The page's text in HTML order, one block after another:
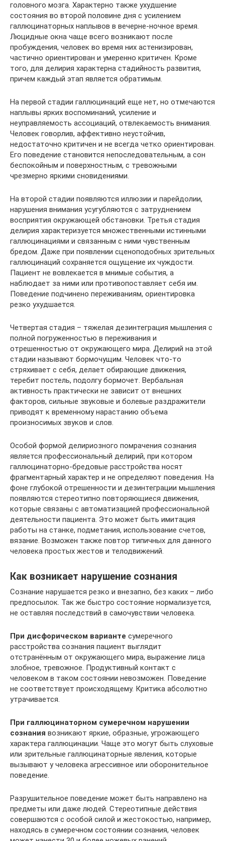
головного мозга. Характерно также ухудшение
состояния во второй половине дня с усилением
галлюцинаторных наплывов в вечерне-ночное время.
Люцидные окна чаще всего возникают после
пробуждения, человек во время них астенизирован,
частично ориентирован и умеренно критичен. Кроме
того, для делирия характерна стадийность развития,
причем каждый этап является обратимым.
На первой стадии галлюцинаций еще нет, но отмечаются
наплывы ярких воспоминаний, усиление и
неуправляемость ассоциаций, отвлекаемость внимания.
Человек говорлив, аффективно неустойчив,
недостаточно критичен и не всегда четко ориентирован.
Его поведение становится непоследовательным, а сон
беспокойным и поверхностным, с тревожными
чрезмерно яркими сновидениями.
На второй стадии появляются иллюзии и парейдолии,
нарушения внимания усугубляются с затруднением
восприятия окружающей обстановки. Третья стадия
делирия характеризуется множественными истинными
галлюцинациями и связанным с ними чувственным
бредом. Даже при появлении сценоподобных зрительных
галлюцинаций сохраняется ощущение их чуждости.
Пациент не вовлекается в мнимые события, а
наблюдает за ними или противопоставляет себя им.
Поведение подчинено переживаниям, ориентировка
резко ухудшается.
Четвертая стадия – тяжелая дезинтеграция мышления с
полной погруженностью в переживания и
отрешенностью от окружающего мира. Делирий на этой
стадии называют бормочущим. Человек что-то
стряхивает с себя, делает обирающие движения,
теребит постель, подолгу бормочет. Вербальная
активность практически не зависит от внешних
факторов, сильные звуковые и болевые раздражители
приводят к временному нарастанию объема
произносимых звуков и слов.
Особой формой делириозного помрачения сознания
является профессиональный делирий, при котором
галлюцинаторно-бредовые расстройства носят
фрагментарный характер и не определяют поведения. На
фоне глубокой отрешенности и дезинтеграции мышления
появляются стереотипно повторяющиеся движения,
которые связаны с автоматизацией профессиональной
деятельности пациента. Это может быть имитация
работы на станке, подметания, использование счетов,
вязание. Возможен также повтор типичных для данного
человека простых жестов и телодвижений.
Как возникает нарушение сознания
Сознание нарушается резко и внезапно, без каких – либо
предпосылок. Так же быстро состояние нормализуется,
не оставляя последствий в самочувствии человека.
При дисфорическом варианте сумеречного
расстройства сознания пациент выглядит
отстранённым от окружающего мира, выражение лица
злобное, тревожное. Продуктивный контакт с
человеком в таком состоянии невозможен. Поведение
не соответствует происходящему. Критика абсолютно
утрачивается.
При галлюцинаторном сумеречном нарушении
сознания возникают яркие, образные, угрожающего
характера галлюцинации. Чаще это могут быть слуховые
или зрительные галлюцинаторные явления, которые
вызывают у человека агрессивное или оборонительное
поведение.
Разрушительное поведение может быть направлено на
предметы или даже людей. Стереотипные действия
совершаются с особой силой и жестокостью, например,
находясь в сумеречном состоянии сознания, человек